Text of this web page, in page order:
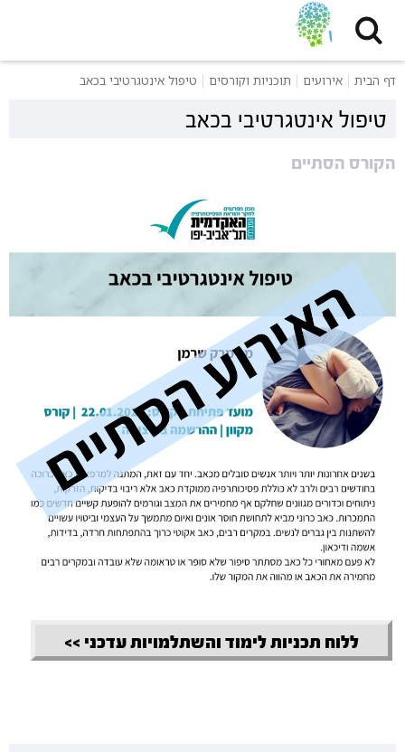
דף הבית אירועים תוכניות וקורסים טיפול אינטגרטיבי בכאב
טיפול אינטגרטיבי בכאב
הקורס הסתיים
ללוח תכניות לימוד והשתלמויות עדכני >>